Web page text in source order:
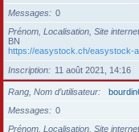
Messages
0
Prénom, Localisation, Site internet
BN
https://easystock.ch/easystock-
Inscription
11 août 2021, 14:16
Rang, Nom d’utilisateur
Messages
0
Prénom, Localisation, Site internet